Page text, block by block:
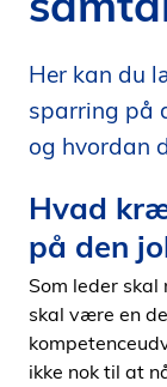
h
l
å
i
d
Her kan du
sparring på
og hvordan
Hvad
på den
Som leder
skal være en
ikke nok til at